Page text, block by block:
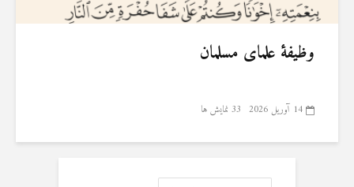
وظیفهٔ علمای مسلمان
14 آوریل 2026 33 نمایش ها